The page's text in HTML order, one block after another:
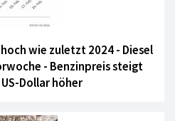
wie zuletzt 2024 - Diesel
- Benzinpreis steigt
Dollar höher